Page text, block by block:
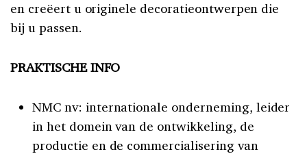
en creëert u originele decoratieontwerpen die
bij u passen.
PRAKTISCHE INFO
NMC nv: internationale onderneming, leider
in het domein van de ontwikkeling, de
productie en de commercialisering van